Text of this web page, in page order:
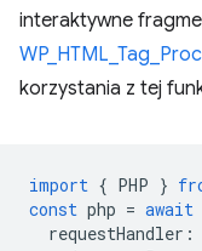
interaktywne
korzystania z tej
import { PHP }
const php = await
requestHandler :